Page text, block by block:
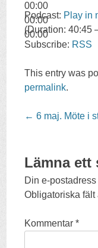
00:00
00:00
00:00
Podcast: Play in
(Duration: 40:45
Subscribe: RSS
This entry was
permalink.
Post
← 6 maj. Möte i
Lämna ett
Din e-
Obligatoriska
Kommentar*